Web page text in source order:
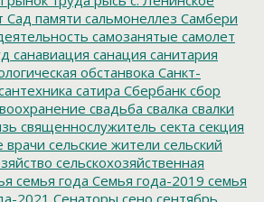
Сад памяти сальмонеллез Самбери
самозанятые самолет
санавиация санация санитария
обстанвока Санкт-
сатира Сбербанк сбор
свадьба свалка свалки
священнослужитель секта секция
врачи сельские жители сельский
сельскохозяйственная
семья года Семья года-2019 семья
2021 Сенаторы сено сентябрь